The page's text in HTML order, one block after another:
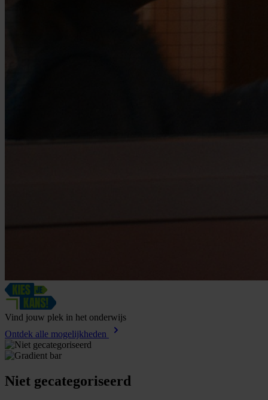
Vind jouw plek in het onderwijs
Ontdek alle mogelijkheden
Niet gecategoriseerd